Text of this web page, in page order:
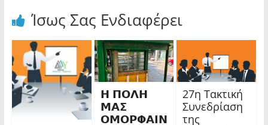
Ίσως Σας Ενδιαφέρει
𝝜 𝝥𝝤𝝠𝝜
𝝡𝝖𝝨
𝝤𝝡𝝤𝝦𝝫𝝖𝝞𝝢
27η Τακτική
Συνεδρίαση
της